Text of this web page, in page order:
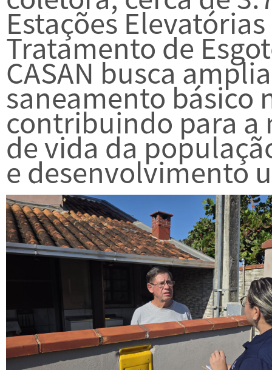
Estações
Tratamento de
CASAN busca
saneamento básico
contribuindo para
de vida da
e desenvolvimento